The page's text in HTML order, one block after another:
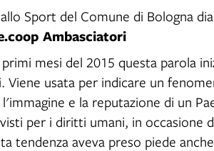
Sport del Comune di Bologna
Ambasciatori
mesi del 2015 questa parola
Viene usata per indicare un
e la reputazione di un
per i diritti umani, in occasione
tendenza aveva preso piede